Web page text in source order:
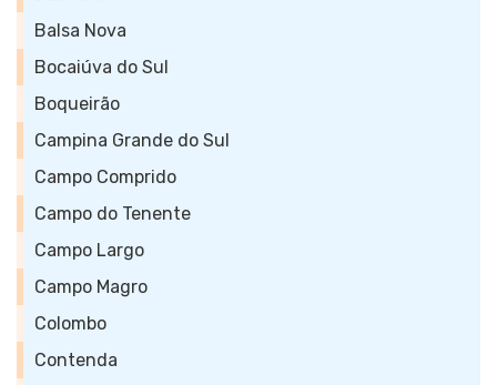
Balsa Nova
Bocaiúva do Sul
Boqueirão
Campina Grande do Sul
Campo Comprido
Campo do Tenente
Campo Largo
Campo Magro
Colombo
Contenda